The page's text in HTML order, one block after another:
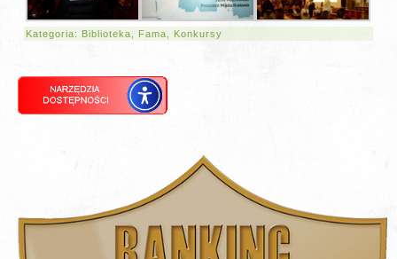
Kategoria: Biblioteka, Fama, Konkursy